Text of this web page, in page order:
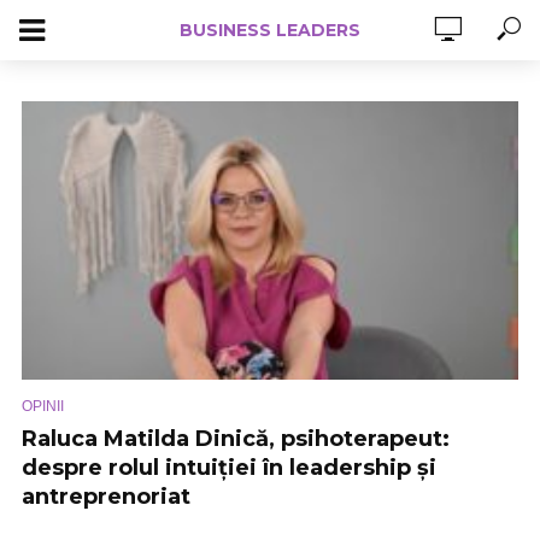
BUSINESS LEADERS
OPINII
Raluca Matilda Dinică, psihoterapeut:
despre rolul intuiției în leadership și
antreprenoriat